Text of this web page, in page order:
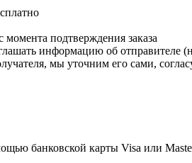
подтверждения заказа
информацию об отправителе
мы уточним его сами,
банковской карты Visa или